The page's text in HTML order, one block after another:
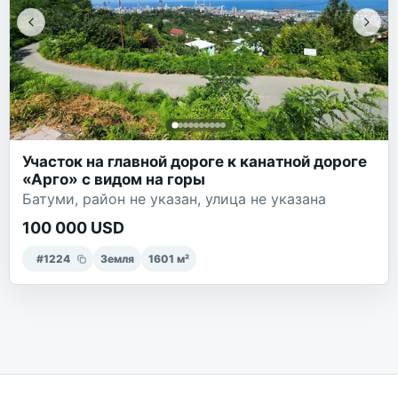
Участок на главной дороге к канатной дороге
«Арго» с видом на горы
Батуми, район не указан, улица не указана
100 000 USD
#1224 Земля 1601 м²